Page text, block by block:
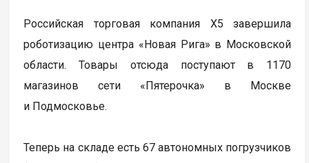
Российская торговая компания X5 завершила
роботизацию центра «Новая Рига» в Московской
области. Товары отсюда поступают в 1170
магазинов сети «Пятерочка» в Москве
и Подмосковье.
Теперь на складе есть 67 автономных погрузчиков